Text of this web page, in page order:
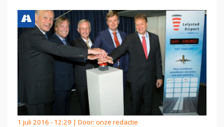
1 juli 2016 - 12:29 | Door: onze redactie